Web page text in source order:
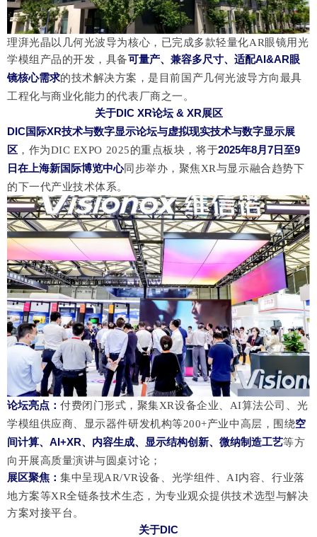
理湃光晶以几何光波导为核心，已完成多款轻量化AR眼镜用光
学模组产品的开发，具备可量产、兼容多尺寸、适配AI&AR眼
镜核心需求的技术解决方案，是目前国产几何光波导方向最具
工程化与商业化能力的代表厂商之一。
关于DIC XR论坛 & XR展区
DIC国际XR技术与数字显示论坛与虚拟现实技术与数字显示展
区 ，作为DIC EXPO 2025的重点板块，将于2025年8月7日至9
日在 上海新国际博览中心同步举办，聚焦XR与显示融合趋势下
的下一代产业技术体系。
论坛亮点 ： 付费闭门形式，聚集XR设备企业、AI算法公司、光
学模组供应商、显示器件研发机构等200+产业中高层，围绕空
间计算、 AI+XR、内容生成、显示结构创新、微纳制造工艺等方
向开展高质量演讲与圆桌讨论；
展区聚焦 ： 集中呈现AR/VR设备、光学组件、AI内容、行业落
地方案等XR全链条技术生态，为专业观众提供技术选型与解决
方案对接平台。
关于DIC